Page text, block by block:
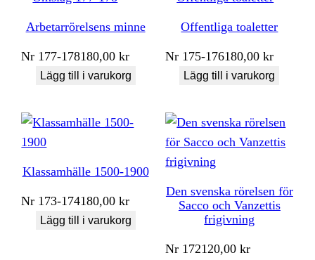
Arbetarrörelsens minne
Nr 177-178180,00kr
Lägg till i varukorg
Offentliga toaletter
Nr 175-176180,00kr
Lägg till i varukorg
Klassamhälle 1500-1900
Nr 173-174180,00kr
Lägg till i varukorg
Den svenska rörelsen för
Sacco och Vanzettis
frigivning
Nr 172120,00kr